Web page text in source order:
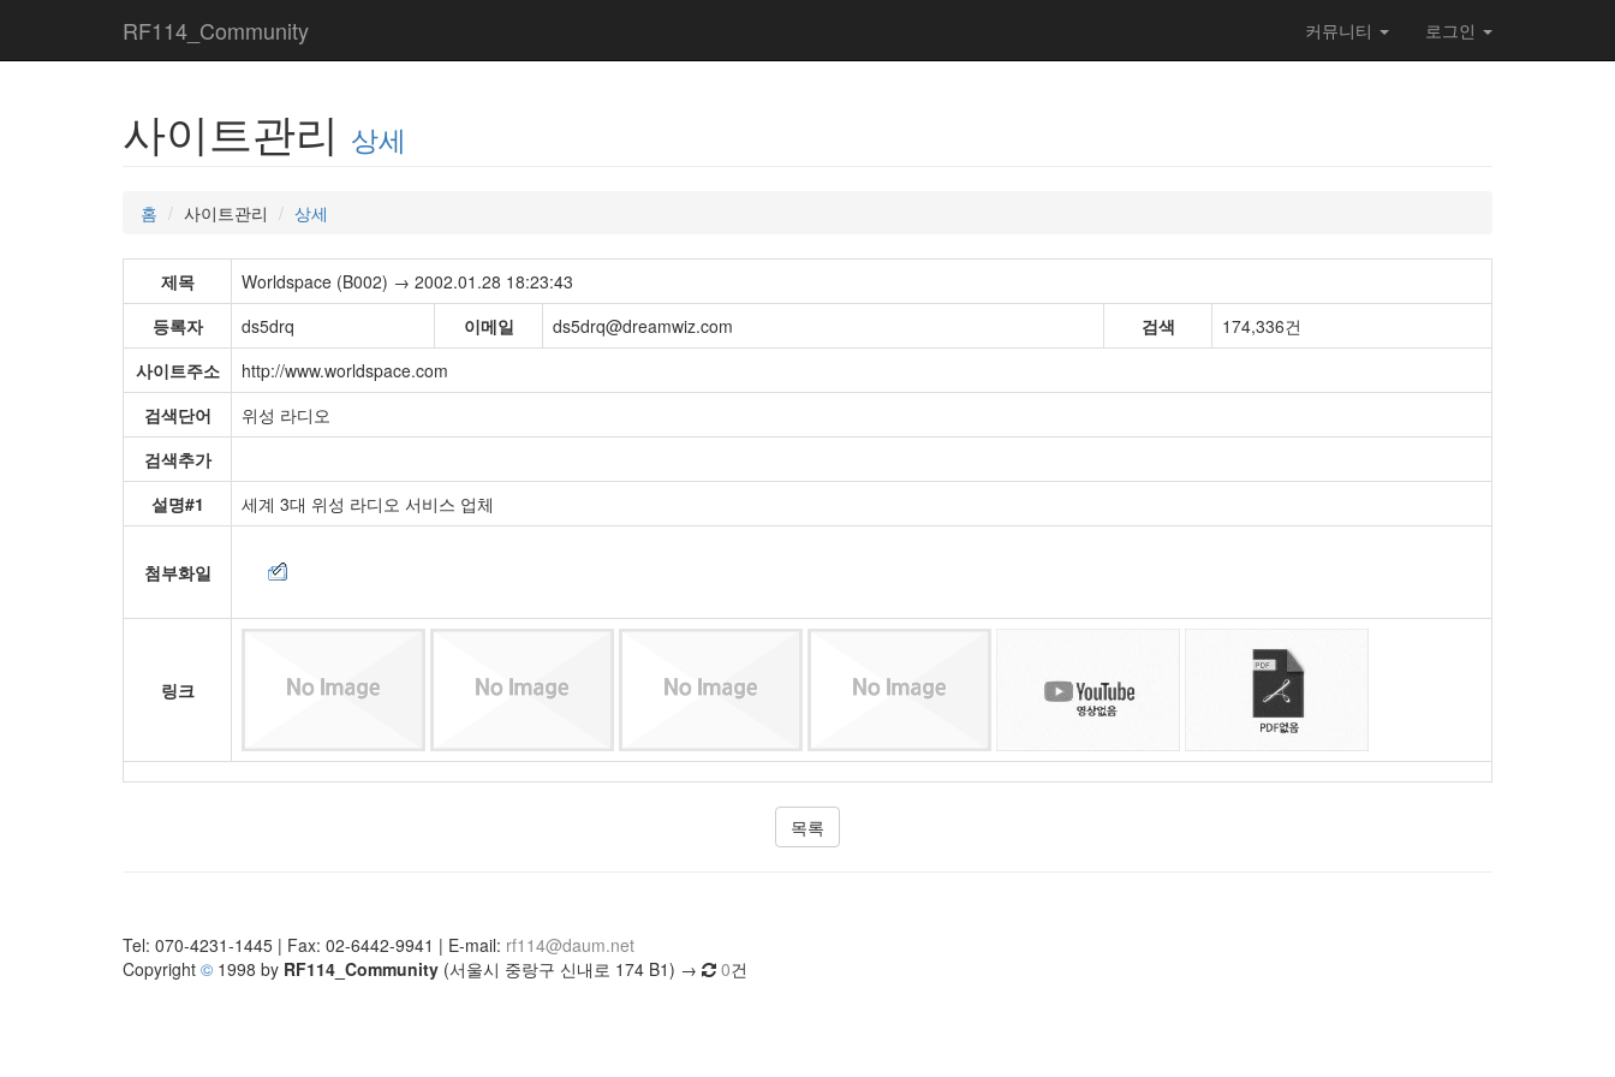
RF114_Community 커뮤니티 로그인
사이트관리 상세
홈 사이트관리 상세
제목
Worldspace (B002) → 2002.01.28 18:23:43
등록자
ds5drq 이메일 ds5drq@dreamwiz.com 검색
174,336건
사이트주소
http://www.worldspace.com
검색단어
위성 라디오
검색추가
설명#1
세계 3대 위성 라디오 서비스 업체
첨부화일
링크
목록
Tel: 070-4231-1445 | Fax: 02-6442-9941 | E-mail: rf114@daum.net
Copyright © 1998 by RF114_Community (서울시 중랑구 신내로 174 B1) → 0건